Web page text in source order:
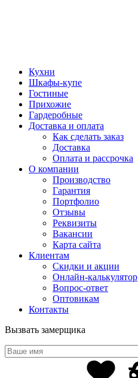
Кухни
Шкафы-купе
Гостиные
Прихожие
Гардеробные
Доставка и оплата
Как сделать заказ
Доставка
Оплата и рассрочка
О компании
Производство
Гарантия
Портфолио
Отзывы
Реквизиты
Вакансии
Карта сайта
Клиентам
Скидки и акции
Онлайн-калькулятор
Вопрос-ответ
Оптовикам
Контакты
Вызвать замерщика